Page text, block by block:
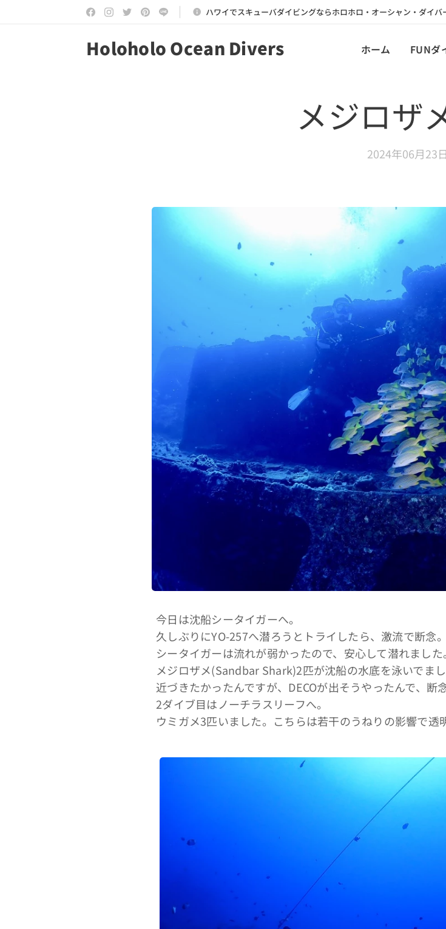
ハワイでスキューバダイビングならホロホロ・オーシャン・ダイバ
Holoholo Ocean Divers ホーム FUNダ
メジロザ
2024年06月23日
今日は沈船シータイガーへ。
久しぶりにYO-257へ潜ろうとトライしたら、激流で断念。
シータイガーは流れが弱かったので、安心して潜れまし
メジロザメ(Sandbar Shark)2匹が沈船の水底を泳いでまし
近づきたかったんですが、DECOが出そうやったんで、断
2ダイブ目はノーチラスリーフへ。
ウミガメ3匹いました。こちらは若干のうねりの影響で透